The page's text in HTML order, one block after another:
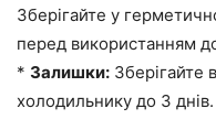
Зберігайте у
перед використанням
* Залишки: Зберігайте
холодильнику до 3 днів.